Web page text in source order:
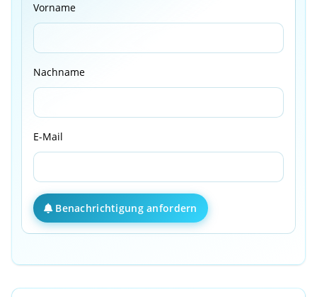
Vorname
Nachname
E-Mail
Benachrichtigung anfordern